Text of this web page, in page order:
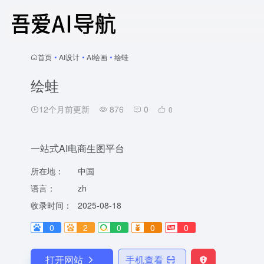
首页 • AI设计 • AI绘画 • 绘蛙
绘蛙
12个月前更新 876 0 0
一站式AI电商生图平台
所在地：
中国
语言：
zh
收录时间：
2025-08-18
0
2 0 0 0
打开网站 手机查看